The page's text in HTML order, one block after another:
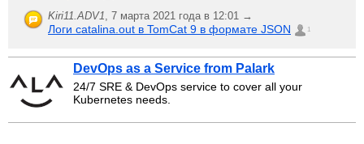
Kiri11.ADV1 7 марта 2021 года в 12:01 →
Логи catalina.out в TomCat 9 в формате JSON 1
DevOps as a Service from Palark
24/7 SRE & DevOps service to cover all your
Kubernetes needs.